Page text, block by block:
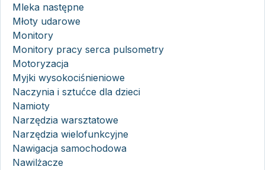
Mleka następne
Młoty udarowe
Monitory
Monitory pracy serca pulsometry
Motoryzacja
Myjki wysokociśnieniowe
Naczynia i sztućce dla dzieci
Namioty
Narzędzia warsztatowe
Narzędzia wielofunkcyjne
Nawigacja samochodowa
Nawilżacze